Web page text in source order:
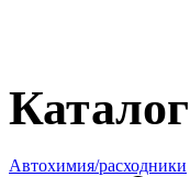
Автохимия/расходники